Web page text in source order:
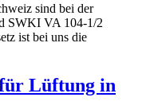
sind bei der
SWKI VA 104-1/2
ist bei uns die
Lüftung in